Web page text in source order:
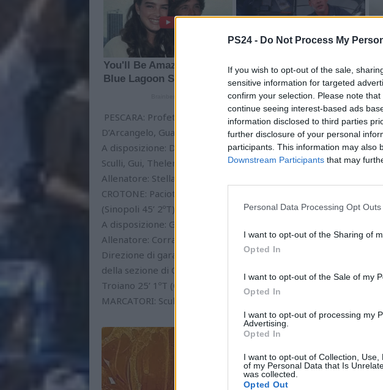
PS24 - Do Not Process My
If you wish to opt-out of the sale,
sensitive information for targeted
confirm your selection. Please note
continue seeing interest-based ads
information disclosed to third parties
further disclosure of your personal
participants. This information may also
Downstream Participants that may
Personal Data Processing Opt Outs
I want to opt-out of the Sharing of
Opted In
I want to opt-out of the Sale of my
Opted In
I want to opt-out of processing my
Advertising.
Opted In
I want to opt-out of Collection,
of my Personal Data that Is
was collected.
Opted Out
PESCARA: Profeta, Rossi (Servalli 27’ 2ºT), La Barba, Gabriele
D’Arcangelo, Guaragna, Cardilli (Giacalone 27’ 2ºT), Di Zio, Shehaj.
A disposizione: Doronzo, Servalli, D’Aversa, Landolfi, Cicchitti,
Sculli, Gui, Thelen, Cioffi.
Allenatore: Stella Marco
CROTONE: Paciotti, Cortese, Valenza (Sugamiele 27’ 2ºT),
(Sinopoli 45’ 2ºT), Troiano (Gonnella 40’ 2ºT), Cosentino, Terrasi,
A disposizione: Graci, Pagano, Gonnella, Fiore, Goure, Sinopoli,
Allenatore: Corrado Massimiliano
Direzione di gara: Testoni Davide della sezione di Ciampino, I°
della sezione di Ciampino, II° assistente Baciu Andrei della
Troiano 25’ 1ºT (CRO), Bianchi 1’ 2ºT (CRO), Cardilli 5’ 2ºT (PES), Di
MARCATORI: Sculli 44’ 2ºT (PES).